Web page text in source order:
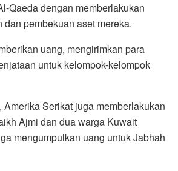
Qaeda dengan memberlakukan
pembekuan aset mereka.
uang, mengirimkan para
untuk kelompok-kelompok
Amerika Serikat juga memberlakukan
Ajmi dan dua warga Kuwait
mengumpulkan uang untuk Jabhah